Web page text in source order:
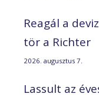
Reagál a
tör a Richter
2026. augusztus 7.
Lassult az